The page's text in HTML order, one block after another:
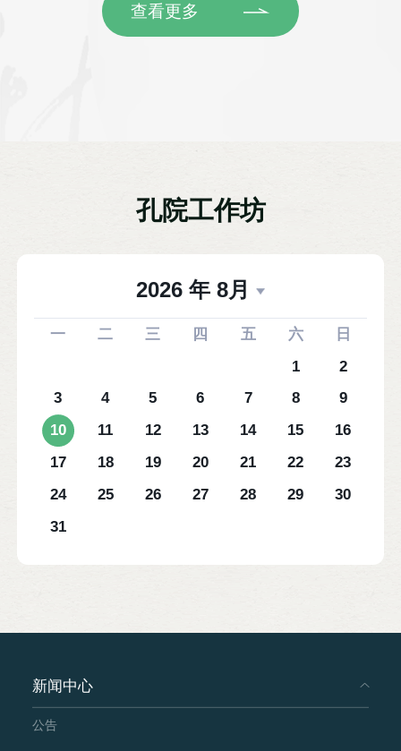
查看更多
孔院工作坊
2026年 8月
一 二 三 四 五 六
日
1
2
3
4 5 6 7 8
9
10
11 12 13 14 15
16
17
18 19 20 21 22
23
24
25 26 27 28 29
30
31
新闻中心
公告